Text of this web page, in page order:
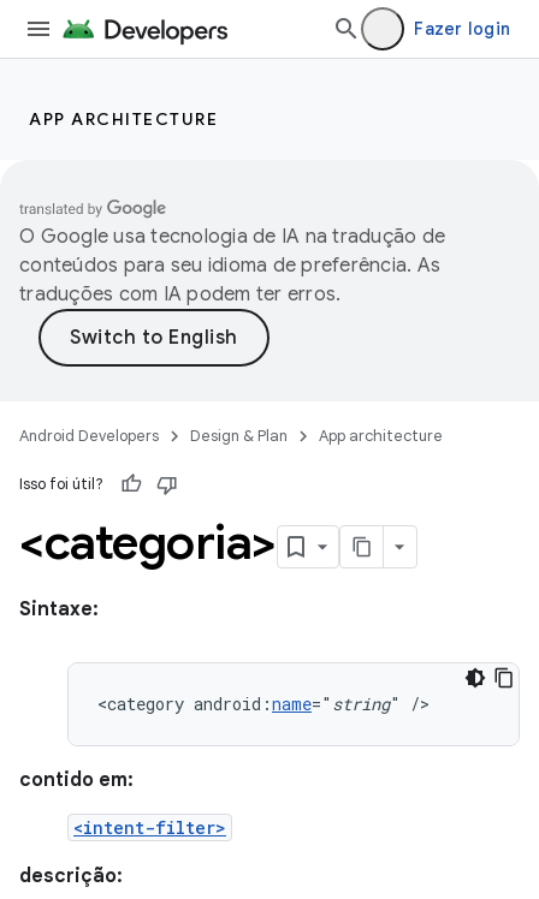
Fazer login
APP ARCHITECTURE
O Google usa tecnologia de IA na tradução de
conteúdos para seu idioma de preferência. As
traduções com IA podem ter erros.
Android Developers Design & Plan App architecture
Isso foi útil?
<categoria>
Sintaxe:
<category android:name=" string" />
contido em:
<intent-filter>
descrição: